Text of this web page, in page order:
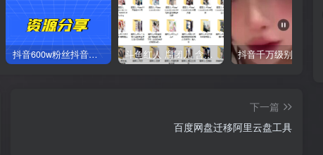
抖音600w粉丝抖音网红痞幼一手资料 877P 500M 含私拍 斗鱼红人 腐团儿 含付费 大尺写真 32套
下一篇
百度网盘迁移阿里云盘工具